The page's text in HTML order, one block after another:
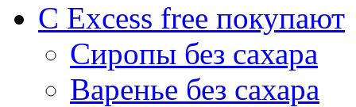
С Excess free покупают
Сиропы без сахара
Варенье без сахара